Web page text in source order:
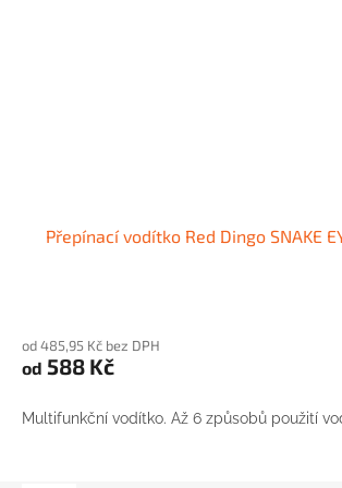
Přepínací vodítko Red Dingo SNAKE
od 485,95 Kč bez DPH
od 588 Kč
Multifunkční vodítko. Až 6 způsobů použití